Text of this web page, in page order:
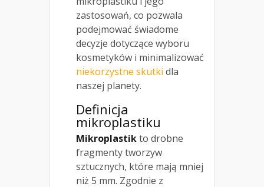
zastosowań, co pozwala
podejmować świadome
decyzje dotyczące wyboru
kosmetyków i minimalizować
niekorzystne skutki dla
naszej planety.
Definicja
mikroplastiku
Mikroplastikto drobne
fragmenty tworzyw
sztucznych, które mają mniej
niż 5 mm. Zgodnie z